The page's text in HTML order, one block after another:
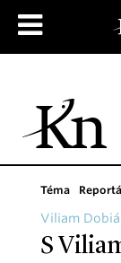
Téma
Viliam
S